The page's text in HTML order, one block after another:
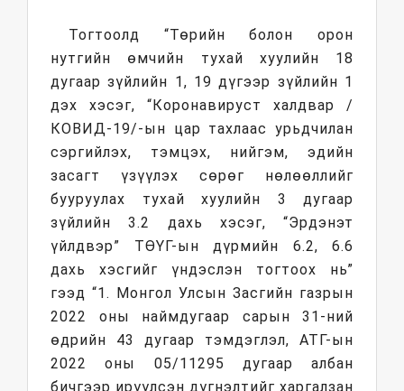
Тогтоолд “Төрийн болон орон
нутгийн өмчийн тухай хуулийн 18
дугаар зүйлийн 1, 19 дүгээр зүйлийн 1
дэх хэсэг, “Коронавируст халдвар /
КОВИД-19/-ын цар тахлаас урьдчилан
сэргийлэх, тэмцэх, нийгэм, эдийн
засагт үзүүлэх сөрөг нөлөөллийг
бууруулах тухай хуулийн 3 дугаар
зүйлийн 3.2 дахь хэсэг, “Эрдэнэт
үйлдвэр” ТӨҮГ-ын дүрмийн 6.2, 6.6
дахь хэсгийг үндэслэн тогтоох нь”
гээд “1. Монгол Улсын Засгийн газрын
2022 оны наймдугаар сарын 31-ний
өдрийн 43 дугаар тэмдэглэл, АТГ-ын
2022 оны 05/11295 дугаар албан
бичгээр ирүүлсэн дүгнэлтийг харгалзан